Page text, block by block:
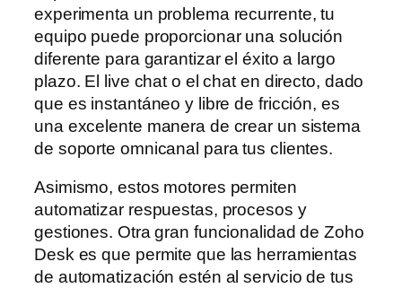
experimenta un problema recurrente, tu
equipo puede proporcionar una solución
diferente para garantizar el éxito a largo
plazo. El live chat o el chat en directo, dado
que es instantáneo y libre de fricción, es
una excelente manera de crear un sistema
de soporte omnicanal para tus clientes.
Asimismo, estos motores permiten
automatizar respuestas, procesos y
gestiones. Otra gran funcionalidad de Zoho
Desk es que permite que las herramientas
de automatización estén al servicio de tus